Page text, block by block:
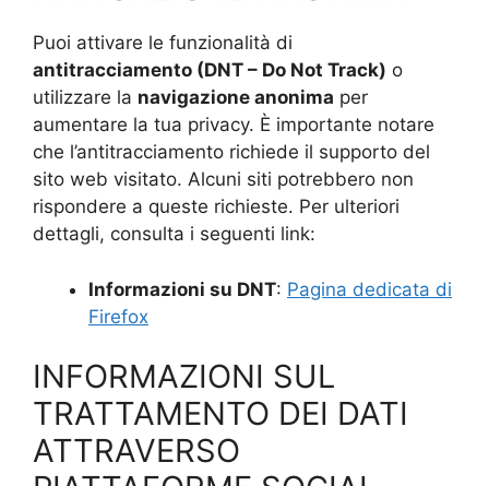
Puoi attivare le funzionalità di
antitracciamento (DNT – Do Not Track) o
utilizzare la navigazione anonima per
aumentare la tua privacy. È importante notare
che l’antitracciamento richiede il supporto del
sito web visitato. Alcuni siti potrebbero non
rispondere a queste richieste. Per ulteriori
dettagli, consulta i seguenti link:
Informazioni su DNT: Pagina dedicata di
Firefox
INFORMAZIONI SUL
TRATTAMENTO DEI DATI
ATTRAVERSO